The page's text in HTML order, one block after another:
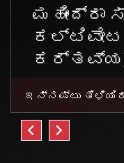
ಇನ್ನಷ್ಟು